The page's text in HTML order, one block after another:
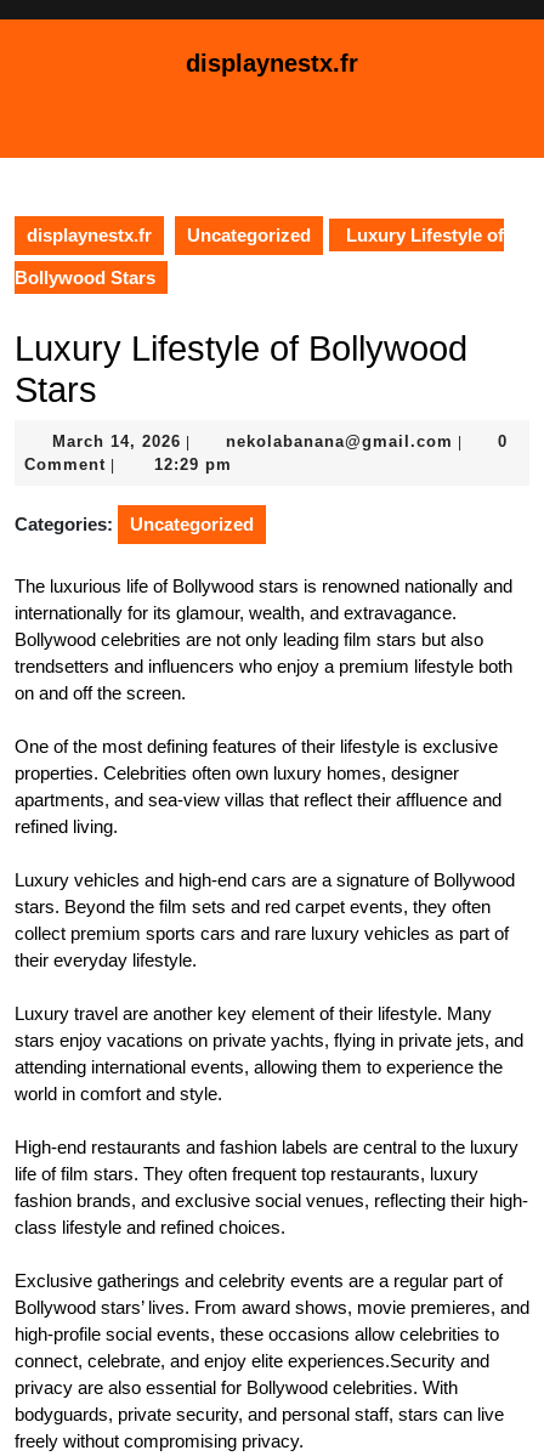
displaynestx.fr
displaynestx.fr Uncategorized Luxury Lifestyle of
Bollywood Stars
Luxury Lifestyle of Bollywood
Stars
March 14, 2026 March
14,
nekolabanana@gmail.com
0
Comment
12:29 pm
Categories: Uncategorized
The luxurious life of Bollywood stars is renowned nationally and
internationally for its glamour, wealth, and extravagance.
Bollywood celebrities are not only leading film stars but also
trendsetters and influencers who enjoy a premium lifestyle both
on and off the screen.
One of the most defining features of their lifestyle is exclusive
properties. Celebrities often own luxury homes, designer
apartments, and sea-view villas that reflect their affluence and
refined living.
Luxury vehicles and high-end cars are a signature of Bollywood
stars. Beyond the film sets and red carpet events, they often
collect premium sports cars and rare luxury vehicles as part of
their everyday lifestyle.
Luxury travel are another key element of their lifestyle. Many
stars enjoy vacations on private yachts, flying in private jets, and
attending international events, allowing them to experience the
world in comfort and style.
High-end restaurants and fashion labels are central to the luxury
life of film stars. They often frequent top restaurants, luxury
fashion brands, and exclusive social venues, reflecting their high-
class lifestyle and refined choices.
Exclusive gatherings and celebrity events are a regular part of
Bollywood stars’ lives. From award shows, movie premieres, and
high-profile social events, these occasions allow celebrities to
connect, celebrate, and enjoy elite experiences.Security and
privacy are also essential for Bollywood celebrities. With
bodyguards, private security, and personal staff, stars can live
freely without compromising privacy.